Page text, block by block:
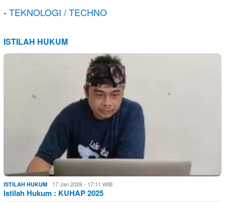
-TEKNOLOGI / TECHNO
ISTILAH HUKUM
ISTILAH HUKUM 17 Jan 2026 - 17:11 WIB
Istilah Hukum : KUHAP 2025